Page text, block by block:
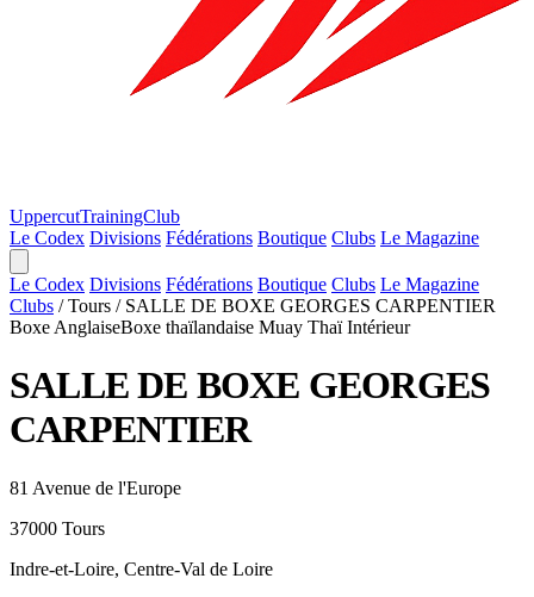
UppercutTrainingClub
Le Codex Divisions Fédérations Boutique Clubs Le Magazine
Le Codex Divisions Fédérations Boutique Clubs Le Magazine
Clubs / Tours / SALLE DE BOXE GEORGES CARPENTIER
Boxe AnglaiseBoxe thaïlandaise Muay Thaï Intérieur
SALLE DE BOXE GEORGES
CARPENTIER
81 Avenue de l'Europe
37000 Tours
Indre-et-Loire, Centre-Val de Loire